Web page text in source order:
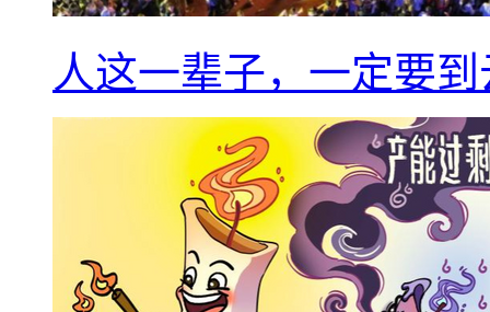
人这一辈子，一定要